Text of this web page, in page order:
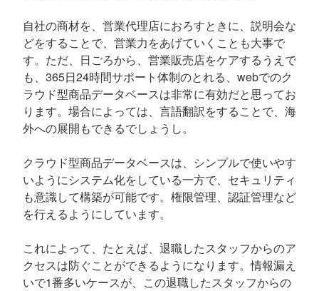
自社の商材を、営業代理店におろすときに、説明会な
どをすることで、営業力をあげていくことも大事で
す。ただ、日ごろから、営業販売店をケアするうえで
も、365日24時間サポート体制のとれる、webでのク
ラウド型商品データベースは非常に有効だと思ってお
ります。場合によっては、言語翻訳をすることで、海
外への展開もできるでしょうし。
クラウド型商品データベースは、シンプルで使いやす
いようにシステム化をしている一方で、セキュリティ
も意識して構築が可能です。権限管理、認証管理など
を行えるようにしています。
これによって、たとえば、退職したスタッフからのア
クセスは防ぐことができるようになります。情報漏え
いで1番多いケースが、この退職したスタッフからの